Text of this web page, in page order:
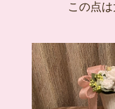
この点